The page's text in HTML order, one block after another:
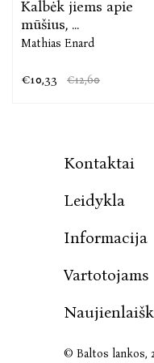
Projektą finansuoja
Kalbėk jiems apie
mūšius, ...
Mathias Enard
€10,33 €12,60
Kontaktai
Leidykla
Informacija
Vartotojams
© Baltos lankos,